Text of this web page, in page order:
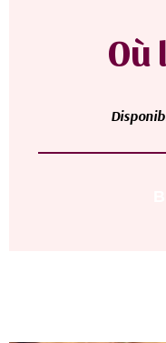
Où
D